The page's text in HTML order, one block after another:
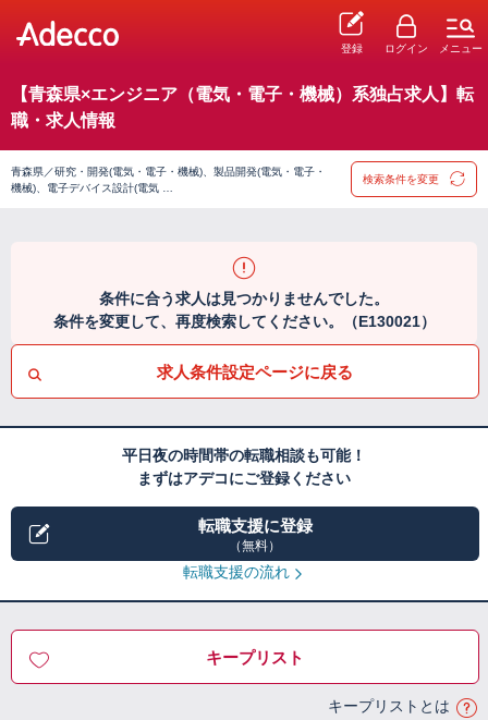
登録 ログイン メニュー
【青森県×エンジニア（電気・電子・機械）系独占求人】転
職・求人情報
青森県／研究・開発(電気・電子・機械)、製品開発(電気・電子・
機械)、電子デバイス設計(電気 …
検索条件を変更
条件に合う求人は見つかりませんでした。
条件を変更して、再度検索してください。（E130021）
求人条件設定ページに戻る
平日夜の時間帯の転職相談も可能！
まずはアデコにご登録ください
転職支援に登録
（無料）
転職支援の流れ
キープリスト
キープリストとは